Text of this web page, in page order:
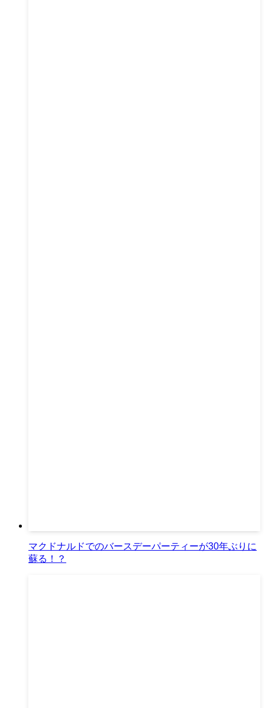
マクドナルドでのバースデーパーティーが30年ぶりに
蘇る！？